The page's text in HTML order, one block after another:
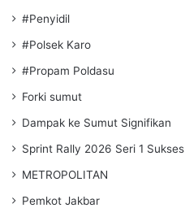
#Penyidil
#Polsek Karo
#Propam Poldasu
Forki sumut
Dampak ke Sumut Signifikan
Sprint Rally 2026 Seri 1 Sukses
METROPOLITAN
Pemkot Jakbar